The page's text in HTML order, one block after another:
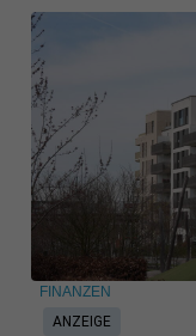
ANZEIGE
FINANZEN